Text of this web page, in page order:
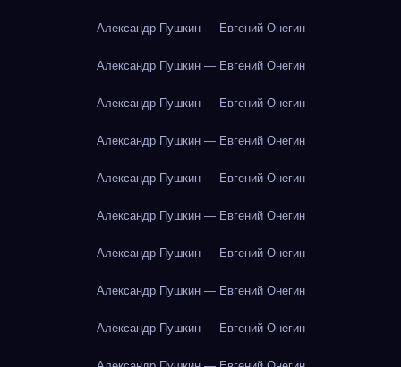
Александр Пушкин — Евгений Онегин
Александр Пушкин — Евгений Онегин
Александр Пушкин — Евгений Онегин
Александр Пушкин — Евгений Онегин
Александр Пушкин — Евгений Онегин
Александр Пушкин — Евгений Онегин
Александр Пушкин — Евгений Онегин
Александр Пушкин — Евгений Онегин
Александр Пушкин — Евгений Онегин